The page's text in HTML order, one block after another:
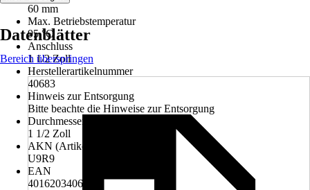
60 mm
Max. Betriebstemperatur
95 °C
Anschluss
1 1/2 Zoll
Herstellerartikelnummer
40683
Hinweis zur Entsorgung
Bitte beachte die Hinweise zur Entsorgung
Durchmesser Verschraubung
1 1/2 Zoll
AKN (Artikelkurznummer)
U9R9
EAN
4016203406835
Datenblätter
Bereich überspringen